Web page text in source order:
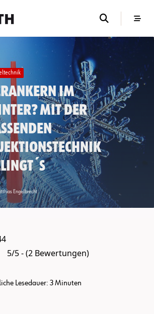
im
Mit der
Engelbrecht
5/5 - (2 Bewertungen)
Lesedauer: 3Minuten